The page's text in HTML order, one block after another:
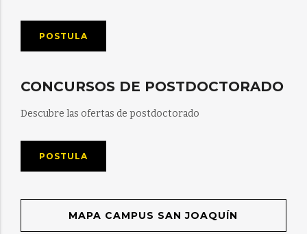
POSTULA
CONCURSOS DE POSTDOCTORADO
Descubre las ofertas de postdoctorado
POSTULA
MAPA CAMPUS SAN JOAQUÍN